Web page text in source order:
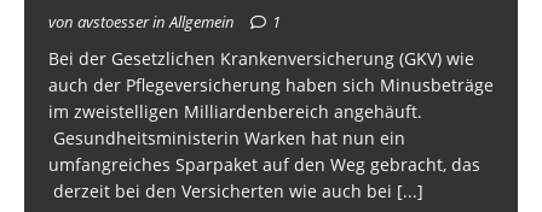
von avstoesser in Allgemein 1
Bei der Gesetzlichen Krankenversicherung (GKV) wie
auch der Pflegeversicherung haben sich Minusbeträge
im zweistelligen Milliardenbereich angehäuft.
Gesundheitsministerin Warken hat nun ein
umfangreiches Sparpaket auf den Weg gebracht, das
derzeit bei den Versicherten wie auch bei [...]